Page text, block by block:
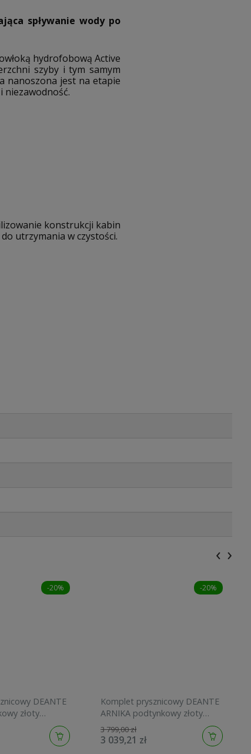
spływanie wody po
hydrofobową Active
szyby i tym samym
nanoszona jest na etapie
niezawodność.
konstrukcji kabin
utrzymania w czystości.
-20%
DEANTE
złoty
-20%
Komplet prysznicowy DEANTE
ARNIKA podtynkowy złoty
szczotkowany BXYZRQAM
3 799,00 zł
3 039,21 zł
‹ ›